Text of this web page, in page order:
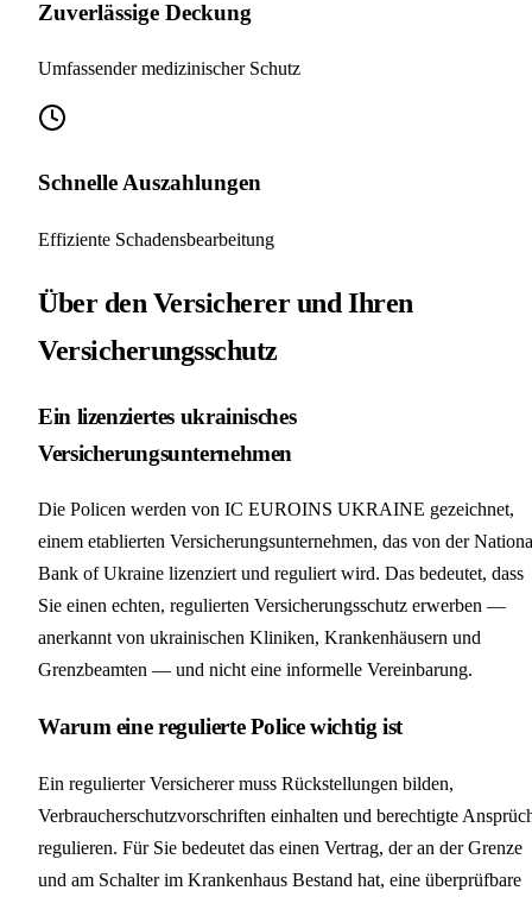
Zuverlässige Deckung
Umfassender medizinischer Schutz
Schnelle Auszahlungen
Effiziente Schadensbearbeitung
Über den Versicherer und Ihren
Versicherungsschutz
Ein lizenziertes ukrainisches
Versicherungsunternehmen
Die Policen werden von IC EUROINS UKRAINE gezeichnet,
einem etablierten Versicherungsunternehmen, das von der
Bank of Ukraine lizenziert und reguliert wird. Das bedeutet, dass
Sie einen echten, regulierten Versicherungsschutz erwerben —
anerkannt von ukrainischen Kliniken, Krankenhäusern und
Grenzbeamten — und nicht eine informelle Vereinbarung.
Warum eine regulierte Police wichtig ist
Ein regulierter Versicherer muss Rückstellungen bilden,
Verbraucherschutzvorschriften einhalten und berechtigte
regulieren. Für Sie bedeutet das einen Vertrag, der an der Grenze
und am Schalter im Krankenhaus Bestand hat, eine überprüfbare